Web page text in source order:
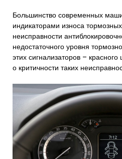
Большинство современных
индикаторами износа
неисправности
недостаточного уровня
этих сигнализаторов – красного
о критичности таких